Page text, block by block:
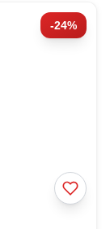
-24%